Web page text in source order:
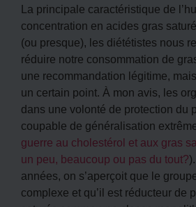
La principale caractéristique de
concentration en acides gras
(ou presque), les diététistes nous
réduire notre consommation de
une recommandation légitime,
un certain point. À mon avis, les
dans une volonté de protection du
coupable de généralisation
guerre au cholestérol et aux gras
un peu, beaucoup ou pas du tout?
années, on s’aperçoit que le
complexe et qu’il est réducteur de